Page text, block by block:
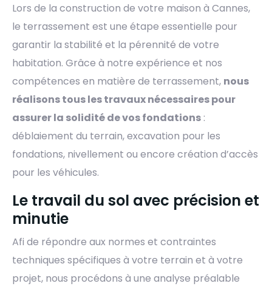
Lors de la construction de votre maison à Cannes,
le terrassement est une étape essentielle pour
garantir la stabilité et la pérennité de votre
habitation. Grâce à notre expérience et nos
compétences en matière de terrassement, nous
réalisons tous les travaux nécessaires pour
assurer la solidité de vos fondations :
déblaiement du terrain, excavation pour les
fondations, nivellement ou encore création d’accès
pour les véhicules.
Le travail du sol avec précision et
minutie
Afi de répondre aux normes et contraintes
techniques spécifiques à votre terrain et à votre
projet, nous procédons à une analyse préalable